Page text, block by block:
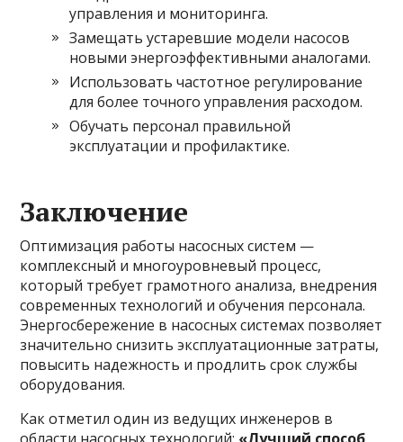
управления и мониторинга.
Замещать устаревшие модели насосов
новыми энергоэффективными аналогами.
Использовать частотное регулирование
для более точного управления расходом.
Обучать персонал правильной
эксплуатации и профилактике.
Заключение
Оптимизация работы насосных систем —
комплексный и многоуровневый процесс,
который требует грамотного анализа, внедрения
современных технологий и обучения персонала.
Энергосбережение в насосных системах позволяет
значительно снизить эксплуатационные затраты,
повысить надежность и продлить срок службы
оборудования.
Как отметил один из ведущих инженеров в